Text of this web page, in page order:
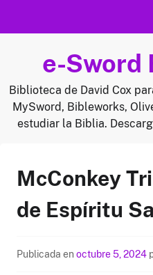
e-Sword
Biblioteca de David Cox
MySword, Bibleworks,
estudiar la Biblia.
McConkey
de Espíritu
Publicada en octubre 5, 2024